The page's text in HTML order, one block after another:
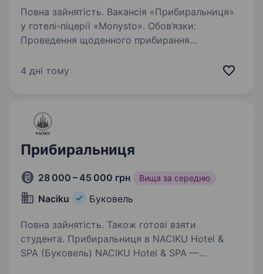
Повна зайнятість. Вакансія «Прибиральниця»
у готелі-піцерії «Monysto». Обов’язки:
Проведення щоденного прибирання
чистоти та порядку у приміщеннях
4 дні тому
Прибиральниця
28 000 – 45 000 грн Вища за середню
Naciku Буковель
Повна зайнятість. Також готові взяти
студента. Прибиральниця в NACIKU Hotel &
SPA (Буковель) NACIKU Hotel & SPA —